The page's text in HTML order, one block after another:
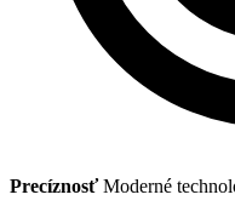
Precíznosť Moderné